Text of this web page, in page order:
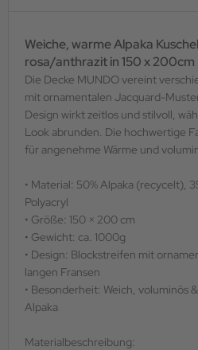
Weiche, warme Alpaka
rosa/anthrazit in 150 x 200cm
Die Decke MUNDO vereint
mit ornamentalen Jacquard-
Design wirkt zeitlos und stilvoll,
Look abrunden. Die hochwertige
für angenehme Wärme und
• Material: 50% Alpaka (recycelt),
Polyacryl
• Größe: 150 × 200 cm
• Gewicht: ca. 1000g
• Design: Blockstreifen mit
langen Fransen
• Besonderheit: Weich, voluminös
Alpaka
Materialbeschreibung: